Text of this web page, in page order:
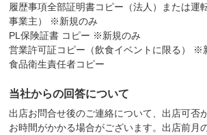
履歴事項全部証明書コピー（法人）または運
事業主） ※新規のみ
PL保険証書 コピー ※新規のみ
営業許可証コピー（飲食イベントに限る） ※
食品衛生責任者コピー
当社からの回答について
出店お問合せ後のご連絡について、出店可否
お時間がかかる場合がございます。出店前月